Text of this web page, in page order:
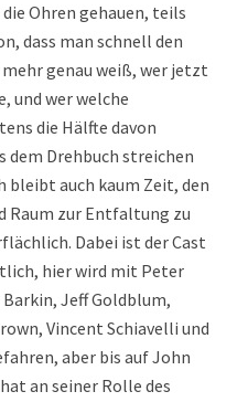
Ohren gehauen, teils
dass man schnell den
genau weiß, wer jetzt
und wer welche
die Hälfte davon
Drehbuch streichen
bleibt auch kaum Zeit, den
Raum zur Entfaltung zu
Dabei ist der Cast
hier wird mit Peter
Jeff Goldblum,
Vincent Schiavelli und
aber bis auf John
an seiner Rolle des